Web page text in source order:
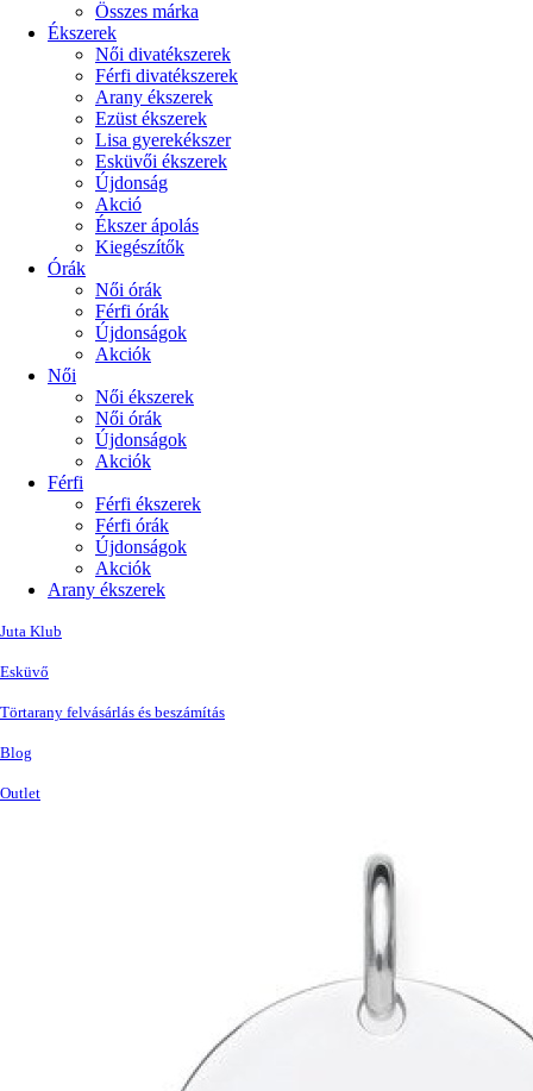
Összes márka
Ékszerek
Női divatékszerek
Férfi divatékszerek
Arany ékszerek
Ezüst ékszerek
Lisa gyerekékszer
Esküvői ékszerek
Újdonság
Akció
Ékszer ápolás
Kiegészítők
Órák
Női órák
Férfi órák
Újdonságok
Akciók
Női
Női ékszerek
Női órák
Újdonságok
Akciók
Férfi
Férfi ékszerek
Férfi órák
Újdonságok
Akciók
Arany ékszerek
Juta Klub
Esküvő
Törtarany felvásárlás és beszámítás
Blog
Outlet